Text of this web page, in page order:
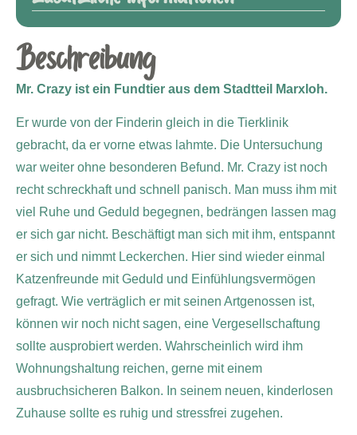
Beschreibung
Mr. Crazy ist ein Fundtier aus dem Stadtteil Marxloh.
Er wurde von der Finderin gleich in die Tierklinik
gebracht, da er vorne etwas lahmte. Die Untersuchung
war weiter ohne besonderen Befund. Mr. Crazy ist noch
recht schreckhaft und schnell panisch. Man muss ihm mit
viel Ruhe und Geduld begegnen, bedrängen lassen mag
er sich gar nicht. Beschäftigt man sich mit ihm, entspannt
er sich und nimmt Leckerchen. Hier sind wieder einmal
Katzenfreunde mit Geduld und Einfühlungsvermögen
gefragt. Wie verträglich er mit seinen Artgenossen ist,
können wir noch nicht sagen, eine Vergesellschaftung
sollte ausprobiert werden. Wahrscheinlich wird ihm
Wohnungshaltung reichen, gerne mit einem
ausbruchsicheren Balkon. In seinem neuen, kinderlosen
Zuhause sollte es ruhig und stressfrei zugehen.